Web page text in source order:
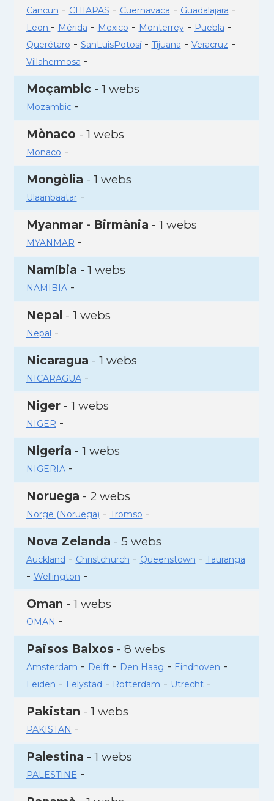
Cancun - CHIAPAS - Cuernavaca - Guadalajara -
Leon - Mérida - Mexico - Monterrey- Puebla -
Querétaro - SanLuisPotosí- Tijuana - Veracruz -
Villahermosa -
Moçambic - 1 webs
Mozambic-
Mònaco - 1 webs
Monaco -
Mongòlia - 1 webs
Ulaanbaatar-
Myanmar - Birmània - 1 webs
MYANMAR -
Namíbia - 1 webs
NAMIBIA-
Nepal - 1 webs
Nepal -
Nicaragua - 1 webs
NICARAGUA-
Niger- 1 webs
NIGER -
Nigeria - 1 webs
NIGERIA-
Noruega - 2 webs
Norge (Noruega) - Tromso -
Nova Zelanda - 5 webs
Auckland - Christchurch - Queenstown - Tauranga
- Wellington -
Oman - 1 webs
OMAN -
Països Baixos - 8 webs
Amsterdam - Delft- Den Haag - Eindhoven -
Leiden - Lelystad - Rotterdam - Utrecht-
Pakistan - 1 webs
PAKISTAN -
Palestina - 1 webs
PALESTINE -